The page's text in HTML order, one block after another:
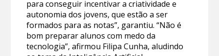
para conseguir incentivar a criatividade e
autonomia dos jovens, que estão a ser
formados para as notas”, garantiu. “Não é
bom preparar alunos com medo da
tecnologia”, afirmou Filipa Cunha, aludindo